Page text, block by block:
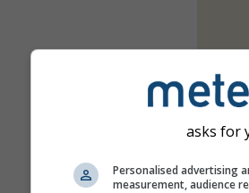
asks for
Personalised advertising
measurement, audience